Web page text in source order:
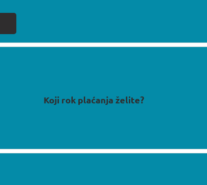
Koji rok plaćanja želite?